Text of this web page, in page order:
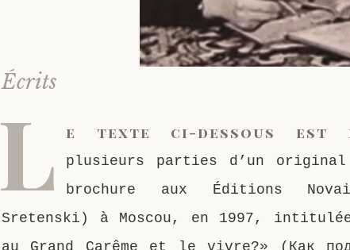
Écrits
L e texte ci-dessous est
plusieurs parties d’un original
brochure aux Éditions
Sretenski) à Moscou, en 1997, intitulée
au Grand Carême et le vivre?» (Как